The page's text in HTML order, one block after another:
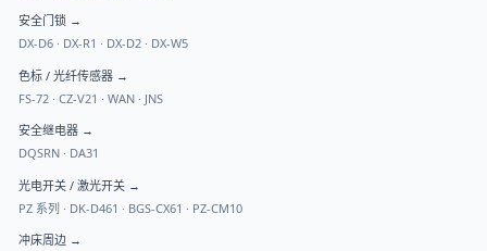
安全门锁 →
DX-D6· DX-R1 · DX-D2· DX-W5
色标 / 光纤传感器→
FS-72· CZ-V21 · WAN· JNS
安全继电器→
DQSRN· DA31
光电开关 / 激光开关→
PZ 系列 · DK-D461 · BGS-CX61 · PZ-CM10
冲床周边→